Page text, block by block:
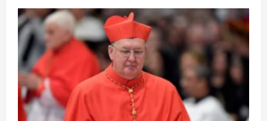
sur
Côte
d’Ivoire/Election
présidentielle:
Le
candidat
Tidjane
Thiam
radié
de
la
liste